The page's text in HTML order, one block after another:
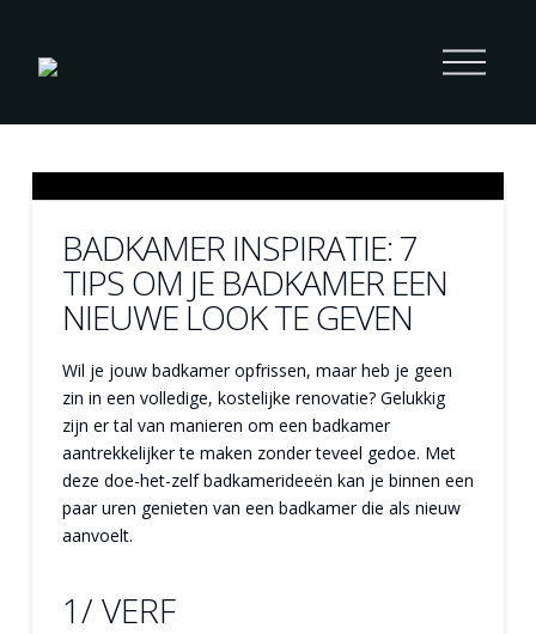
BADKAMER INSPIRATIE: 7
TIPS OM JE BADKAMER EEN
NIEUWE LOOK TE GEVEN
Wil je jouw badkamer opfrissen, maar heb je geen
zin in een volledige, kostelijke renovatie? Gelukkig
zijn er tal van manieren om een badkamer
aantrekkelijker te maken zonder teveel gedoe. Met
deze doe-het-zelf badkamerideeën kan je binnen een
paar uren genieten van een badkamer die als nieuw
aanvoelt.
1/ VERF